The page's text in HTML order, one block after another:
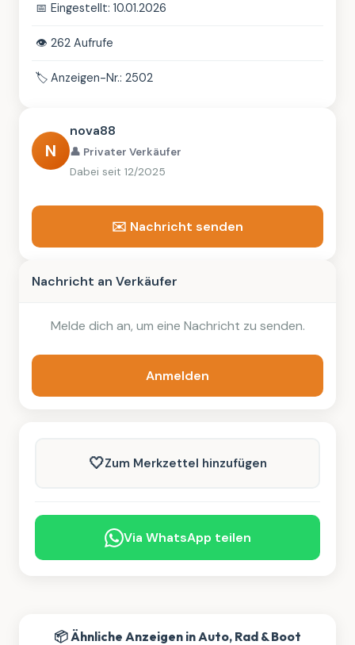
📅 Eingestellt: 10.01.2026
👁️ 262 Aufrufe
🏷️ Anzeigen-Nr.: 2502
N
nova88
👤 Privater Verkäufer
Dabei seit 12/2025
✉️ Nachricht senden
Nachricht an Verkäufer
Melde dich an, um eine Nachricht zu senden.
Anmelden
🤍Zum Merkzettel hinzufügen
Via WhatsApp teilen
📦 Ähnliche Anzeigen in Auto, Rad & Boot